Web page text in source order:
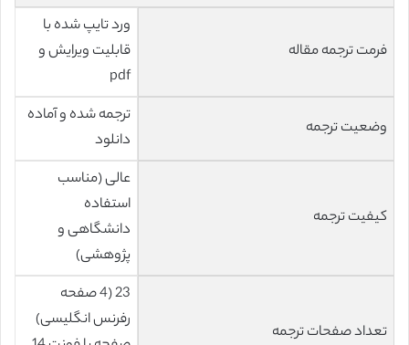
فرمت ترجمه مقاله
ورد تایپ شده با
قابلیت ویرایش و
pdf
وضعیت ترجمه
ترجمه شده و آماده
دانلود
کیفیت ترجمه
عالی (مناسب
استفاده
دانشگاهی و
پژوهشی)
تعداد صفحات ترجمه
23 (4 صفحه
رفرنس انگلیسی)